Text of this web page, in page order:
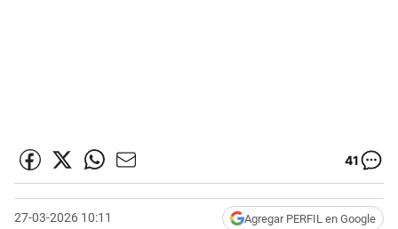
41
27-03-2026 10:11 Agregar PERFIL en Google